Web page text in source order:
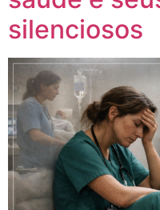
silenciosos